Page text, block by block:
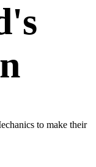
to make their